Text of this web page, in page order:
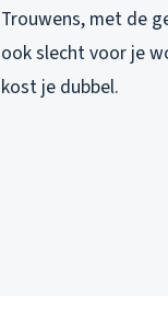
Trouwens, met de
ook slecht voor je
kost je dubbel.